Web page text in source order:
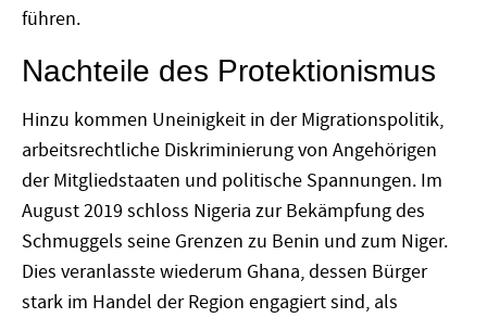
führen.
Nachteile des Protektionismus
Hinzu kommen Uneinigkeit in der Migrationspolitik,
arbeitsrechtliche Diskriminierung von Angehörigen
der Mitgliedstaaten und politische Spannungen. Im
August 2019 schloss Nigeria zur Bekämpfung des
Schmuggels seine Grenzen zu Benin und zum Niger.
Dies veranlasste wiederum Ghana, dessen Bürger
stark im Handel der Region engagiert sind, als